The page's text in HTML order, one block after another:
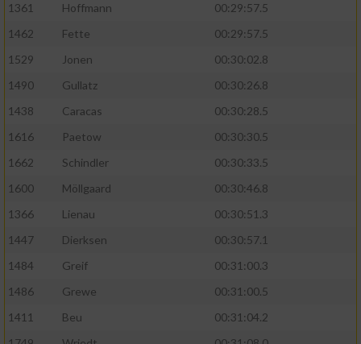
1361
Hoffmann
00:29:57.5
1462
Fette
00:29:57.5
1529
Jonen
00:30:02.8
1490
Gullatz
00:30:26.8
1438
Caracas
00:30:28.5
1616
Paetow
00:30:30.5
1662
Schindler
00:30:33.5
1600
Möllgaard
00:30:46.8
1366
Lienau
00:30:51.3
1447
Dierksen
00:30:57.1
1484
Greif
00:31:00.3
1486
Grewe
00:31:00.5
1411
Beu
00:31:04.2